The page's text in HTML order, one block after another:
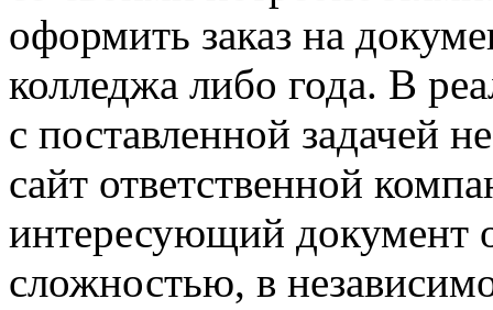
оформить заказ на
колледжа либо года. В
с поставленной задачей
сайт ответственной
интересующий документ
сложностью, в